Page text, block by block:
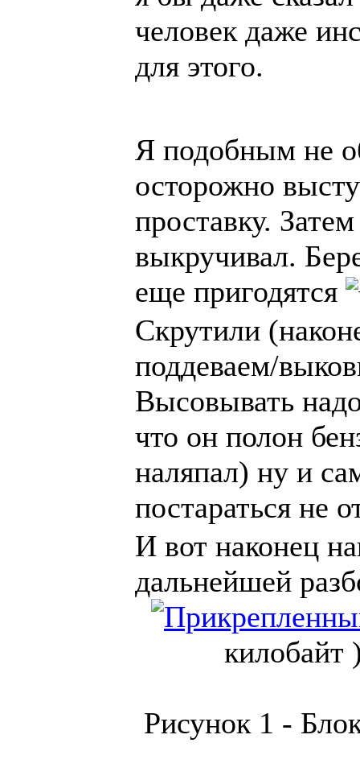
человек даже
для этого.
Я подобным не
осторожно
проставку.
выкручивал.
еще пригодятся
Скрутили
поддеваем/
Высовывать
что он полон
наляпал) ну и
постараться не
И вот наконец
дальнейшей
килобайт
Рисунок 1 -